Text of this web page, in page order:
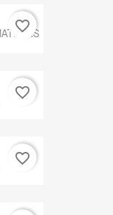
favorite_border
favorite_border
favorite_border